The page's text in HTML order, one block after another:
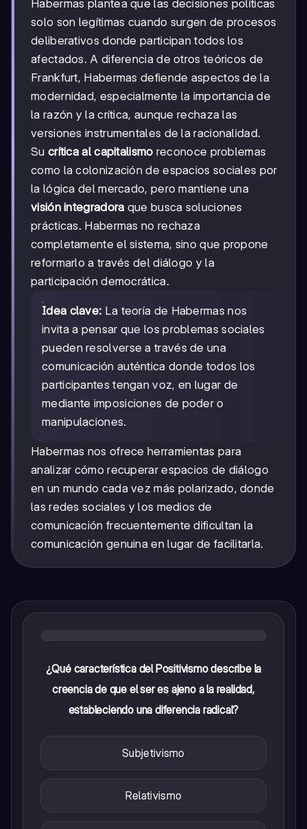
Habermas plantea que las decisiones políticas
solo son legítimas cuando surgen de procesos
deliberativos donde participan todos los
afectados. A diferencia de otros teóricos de
Frankfurt, Habermas defiende aspectos de la
modernidad, especialmente la importancia de
la razón y la crítica, aunque rechaza las
versiones instrumentales de la racionalidad.
Su crítica al capitalismo reconoce problemas
como la colonización de espacios sociales por
la lógica del mercado, pero mantiene una
visión integradora que busca soluciones
prácticas. Habermas no rechaza
completamente el sistema, sino que propone
reformarlo a través del diálogo y la
participación democrática.
Idea clave: La teoría de Habermas nos
invita a pensar que los problemas sociales
pueden resolverse a través de una
comunicación auténtica donde todos los
participantes tengan voz, en lugar de
mediante imposiciones de poder o
manipulaciones.
Habermas nos ofrece herramientas para
analizar cómo recuperar espacios de diálogo
en un mundo cada vez más polarizado, donde
las redes sociales y los medios de
comunicación frecuentemente dificultan la
comunicación genuina en lugar de facilitarla.
¿Qué característica del Positivismo describe la
creencia de que el ser es ajeno a la realidad,
estableciendo una diferencia radical?
Subjetivismo
Relativismo